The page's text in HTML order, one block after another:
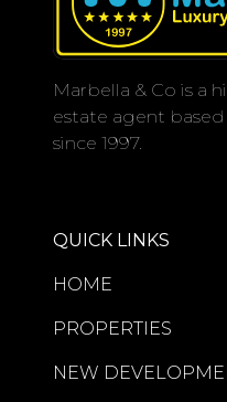
Marbella & Co is a
estate agent
since 1997.
QUICK LINKS
HOME
PROPERTIES
NEW